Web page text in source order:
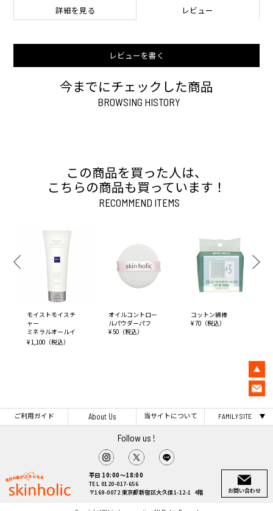
詳細を見る レビュー
レビューを書く
今までにチェックした商品
BROWSING HISTORY
この商品を買った人は、
こちらの商品も買っています！
RECOMMEND ITEMS
モイストモイスチ
ャー
ミネラルオールイ
ンワンクリーム
¥ 1,100（税込）
オイルコントロー
ルパウダーパフ
¥ 50（税込）
コットン綿棒
¥ 70（税込）
ご利用ガイド About Us 当サイトについて FAMILY SITE
Follow us !
平日 10:00～18:00
TEL 0120-017-656
〒169-0072 東京都新宿区大久保1-12-1 4階
お問い合わせ